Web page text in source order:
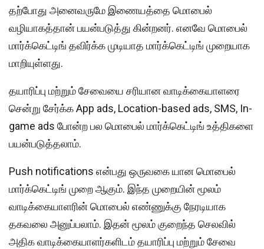
தற்போது அனைவருமே இணையத்தை மொபைல்
வழியாகத்தான் பயன்படுத்து கின்றனர். எனவே மொபைல்
மார்க்கெட்டிங் தவிர்க்க முடியாத மார்க்கெட்டிங் முறையாக
மாறியுள்ளது.
தயாரிப்பு மற்றும் சேவையை சரியான வாடிக்கையாளரை
சென்று சேர்க்க App ads, Location-based ads, SMS, In-
game ads போன்ற பல மொபைல் மார்க்கெட்டிங் உத்திகளை
பயன்படுத்தலாம்.
Push notifications என்பது ஒருவகை யான மொபைல்
மார்க்கெட்டிங் முறை ஆகும். இந்த முறையின் மூலம்
வாடிக்கையாளரின் மொபைல் எண்ணுக்கு நேரடியாக
தகவலை அனுப்பலாம். இதன் மூலம் குறைந்த செலவில்
அதிக வாடிக்கையாளர்களிடம் தயாரிப்பு மற்றும் சேவை